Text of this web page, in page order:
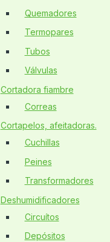
Quemadores
Termopares
Tubos
Válvulas
Cortadora fiambre
Correas
Cortapelos, afeitadoras.
Cuchillas
Peines
Transformadores
Deshumidificadores
Circuítos
Depósitos